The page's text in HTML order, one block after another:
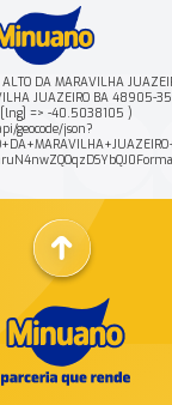
DA MARAVILHA
JUAZEIRO BA 48905-
[lng] => -40.5038105 )
geocode/json?Minuano